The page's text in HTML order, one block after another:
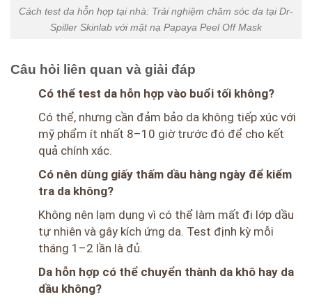
Cách test da hỗn hợp tại nhà: Trải nghiệm chăm sóc da tại Dr-
Spiller Skinlab với mặt nạ Papaya Peel Off Mask
Câu hỏi liên quan và giải đáp
Có thể test da hỗn hợp vào buổi tối không?
Có thể, nhưng cần đảm bảo da không tiếp xúc với
mỹ phẩm ít nhất 8–10 giờ trước đó để cho kết
quả chính xác.
Có nên dùng giấy thấm dầu hàng ngày để kiểm
tra da không?
Không nên lạm dụng vì có thể làm mất đi lớp dầu
tự nhiên và gây kích ứng da. Test định kỳ mỗi
tháng 1–2 lần là đủ.
Da hỗn hợp có thể chuyển thành da khô hay da
dầu không?